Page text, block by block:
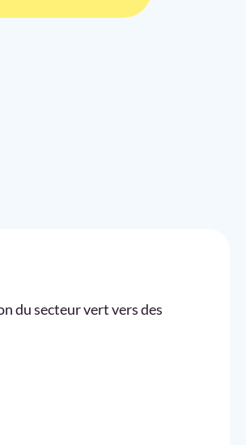
du secteur vert vers des